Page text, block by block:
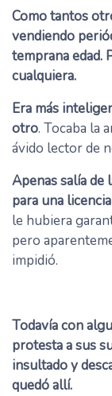
Como tantos
vendiendo
temprana edad.
cualquiera.
Era más
otro. Tocaba la
ávido lector de
Apenas salía de
para una
le hubiera
pero
impidió.
Todavía con
protesta a sus
insultado y
quedó allí.